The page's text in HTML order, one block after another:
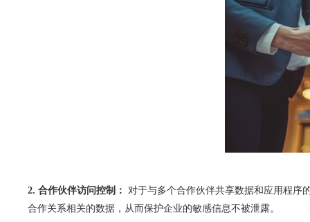
2. 合作伙伴访问控制：
对于与多个合作伙伴共享数据和应用程序
合作关系相关的数据，从而保护企业的敏感信息不被泄露。